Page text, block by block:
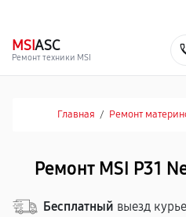
MSIASC
Ремонт техники MSI
Главная / Ремонт
Ремонт MSI P31
Бесплатный выезд